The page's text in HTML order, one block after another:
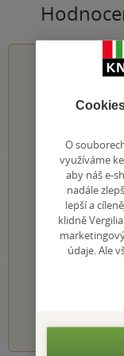
PŘIDEJTE
O
využíváme
aby náš e-
nadále
lepší a
klidně
údaje. Ale